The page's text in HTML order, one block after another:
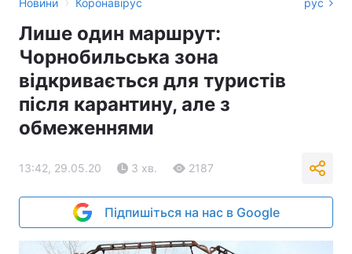
Новини Коронавірус рус
Лише один маршрут:
Чорнобильська зона
відкривається для туристів
після карантину, але з
обмеженнями
13:42, 29.05.20 3 хв. 2187
Підпишіться на нас в Google